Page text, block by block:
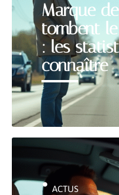
Marque
tombent
: les
connaître
ACTUS